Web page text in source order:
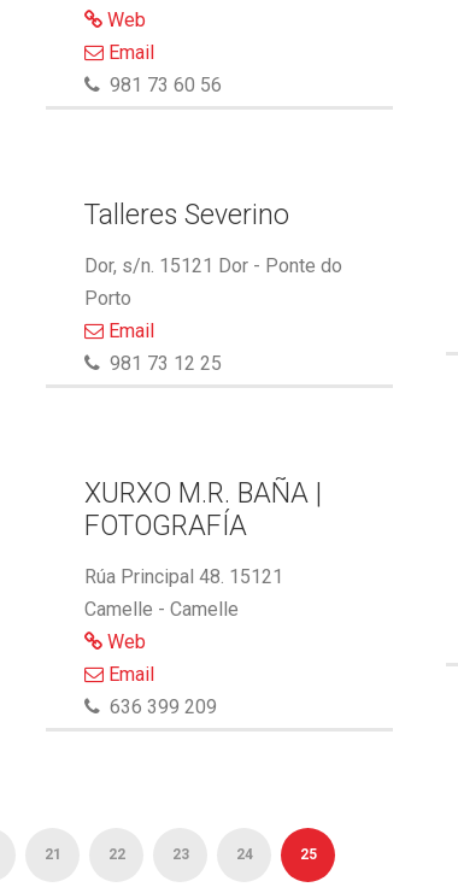
Web
Email
981 73 60 56
Talleres Severino
Dor, s/n. 15121 Dor - Ponte do
Porto
Email
981 73 12 25
XURXO M.R. BAÑA |
FOTOGRAFÍA
Rúa Principal 48. 15121
Camelle - Camelle
Web
Email
636 399 209
21 22 23 24 25